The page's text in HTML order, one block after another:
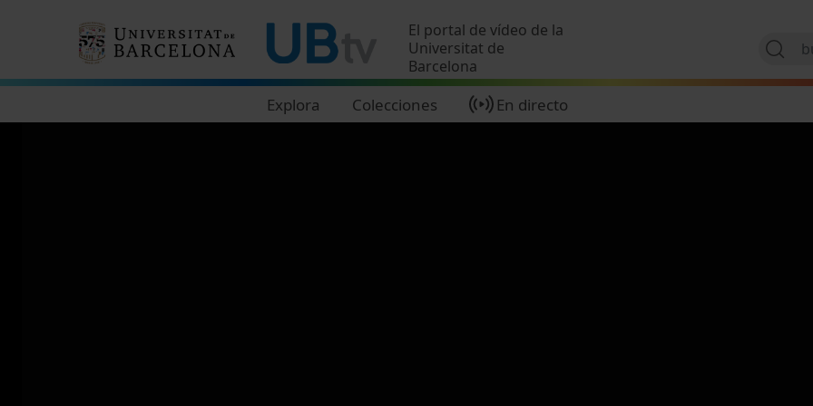
El portal de vídeo de la
Universitat de
Barcelona
Explora Colecciones En directo